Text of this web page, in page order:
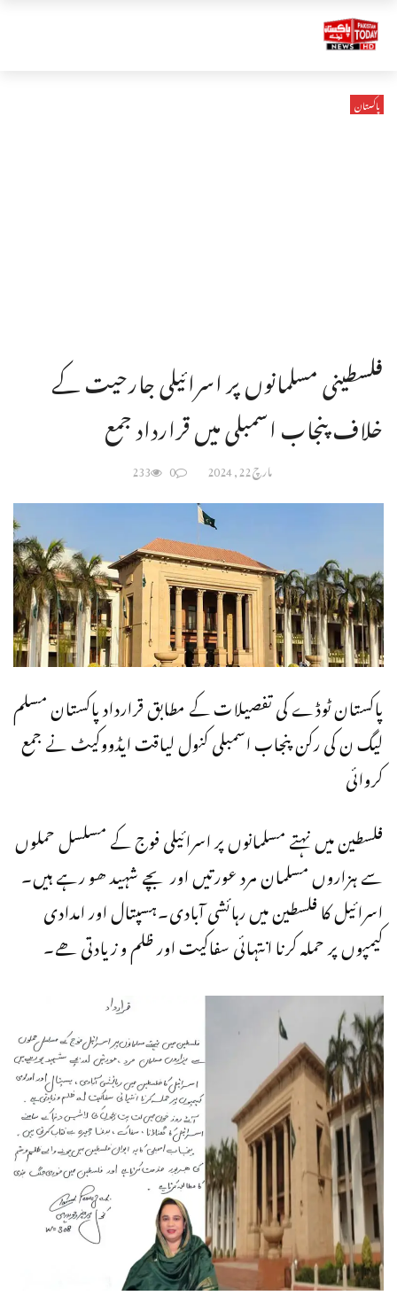
پاکستان
فلسطینی مسلمانوں پر اسرائیلی جارحیت کے
خلاف پنجاب اسمبلی میں قرارداد جمع
مارچ 22, 2024 0
233
پاکستان ٹوڈے کی تفصیلات کے مطابق قرارداد پاکستان مسلم
لیگ ن کی رکن پنجاب اسمبلی کنول لیاقت ایڈووکیٹ نے جمع
کروائی
فلسطین میں نہتے مسلمانوں پر اسرائیلی فوج کے مسلسل حملوں
سے ہزاروں مسلمان مرد عورتیں اور بچے شہید ھو رہے ہیں۔
اسرائیل کا فلسطین میں رہائشی آبادی۔ہسپتال اور امدادی
کیمپوں پر حملہ کرنا انتہائی سفاکیت اور ظلم و زیادتی ھے۔